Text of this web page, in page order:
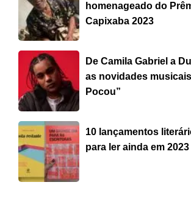
homenageado do
Capixaba 2023
De Camila Gabriel a
as novidades
Pocou”
10 lançamentos
para ler ainda em 2023